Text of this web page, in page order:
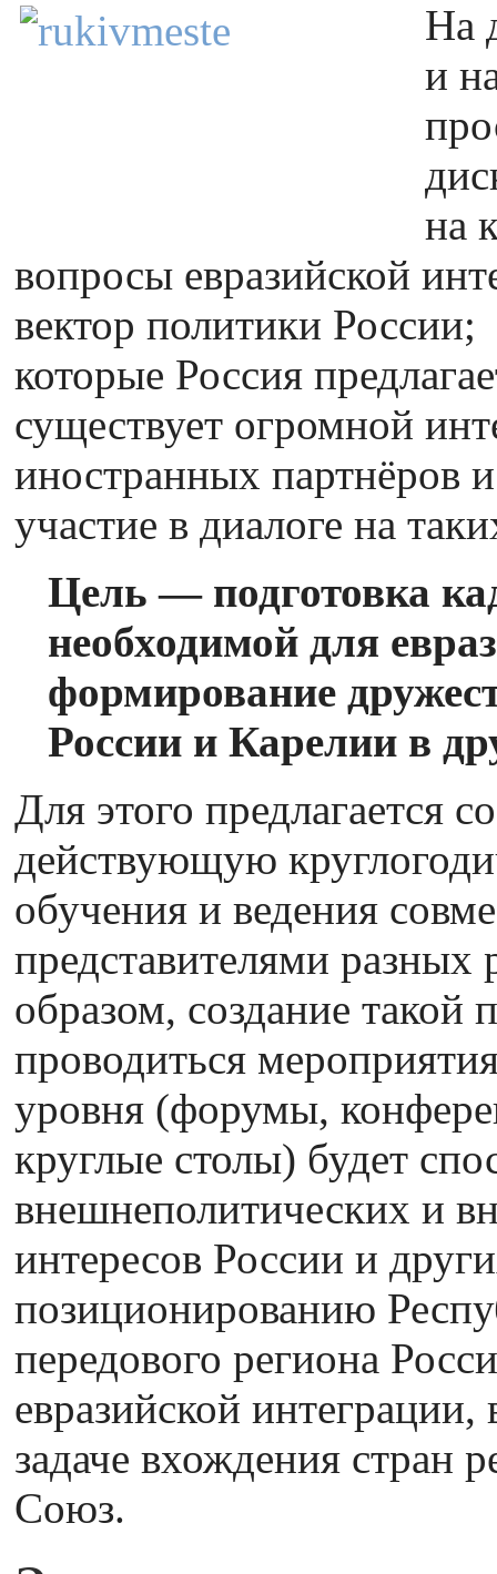
На
и
на
вопросы евразийской
вектор политики
которые Россия
существует огромной
иностранных партнёров
участие в диалоге на
Цель — подготовка
необходимой для
формирование
России и Карелии в
Для этого предлагается
действующую
обучения и ведения
представителями
образом, создание такой
проводиться
уровня (форумы,
круглые столы) будет
внешнеполитических и
интересов России и
позиционированию
передового региона
евразийской интеграции,
задаче вхождения стран
Союз.